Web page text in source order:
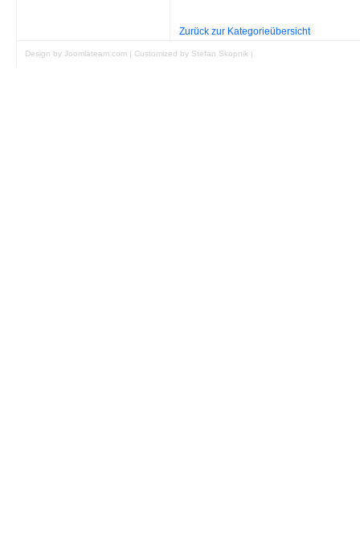
Zurück zur Kategorieübersicht
Design by Joomlateam.com | Customized by Stefan Skopnik |